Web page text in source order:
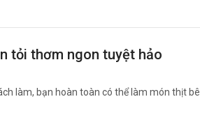
tỏi thơm ngon tuyệt hảo
làm, bạn hoàn toàn có thể làm món thịt bê